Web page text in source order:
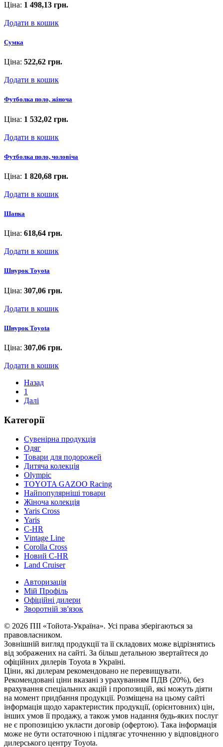
Ціна: 1 498,13 грн.
Додати в кошик
Сумка
Ціна: 522,62 грн.
Додати в кошик
Футболка поло, жіноча
Ціна: 1 532,02 грн.
Додати в кошик
Футболка поло, чоловіча
Ціна: 1 820,68 грн.
Додати в кошик
Шапка
Ціна: 618,64 грн.
Додати в кошик
Шнурок Toyota
Ціна: 307,06 грн.
Додати в кошик
Шнурок Toyota
Ціна: 307,06 грн.
Додати в кошик
Назад
1
Далі
Категорії
Сувенірна продукція
Одяг
Товари для подорожей
Дитяча колекція
Olympic
TOYOTA GAZOO Racing
Найпопулярніші товари
Жіноча колекція
Yaris Cross
Yaris
C-HR
Vintage Line
Corolla Cross
Новий C-HR
Land Cruiser
Авторизація
Мій Профіль
Офіційні дилери
Зворотній зв'язок
© 2026 ПІІ «Тойота-Україна». Усі права зберігаються за
правовласником.
Зовнішній вигляд продукції та її складових може відрізнятись
від зображених на сайті. За більш детальною звертайтеся до
офіційних дилерів Toyota в Україні.
Ціни, які дилерам рекомендовано не перевищувати.
Рекомендовані ціни вказані з урахуванням ПДВ (20%), без
врахування спеціальних акцій і пропозицій, які можуть діяти
на момент придбання продукції. Розміщена на цьому сайті
інформація щодо характеристик продукції, (орієнтовних) цін,
інших умов її продажу, а також умов надання будь-яких послуг
не є пропозицією укласти договір (офертою). Така інформація
може не бути остаточною і підлягає уточненню у відповідного
дилерського центру Toyota.